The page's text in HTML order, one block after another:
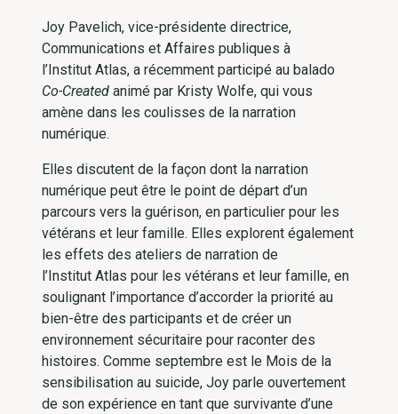
Joy Pavelich, vice-présidente directrice,
Communications et Affaires publiques à
l’Institut Atlas, a récemment participé au balado
Co-Created animé par Kristy Wolfe, qui vous
amène dans les coulisses de la narration
numérique.
Elles discutent de la façon dont la narration
numérique peut être le point de départ d’un
parcours vers la guérison, en particulier pour les
vétérans et leur famille. Elles explorent également
les effets des ateliers de narration de
l’Institut Atlas pour les vétérans et leur famille, en
soulignant l’importance d’accorder la priorité au
bien-être des participants et de créer un
environnement sécuritaire pour raconter des
histoires. Comme septembre est le Mois de la
sensibilisation au suicide, Joy parle ouvertement
de son expérience en tant que survivante d’une